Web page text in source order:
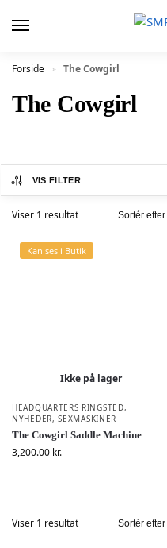
Forside » The Cowgirl
The Cowgirl
VIS FILTER
Viser 1 resultat
Kan ses i Butik
Ikke på lager
HEADQUARTERS RINGSTED,
NYHEDER,SEXMASKINER
The Cowgirl Saddle Machine
3,200.00 kr.
Viser 1 resultat